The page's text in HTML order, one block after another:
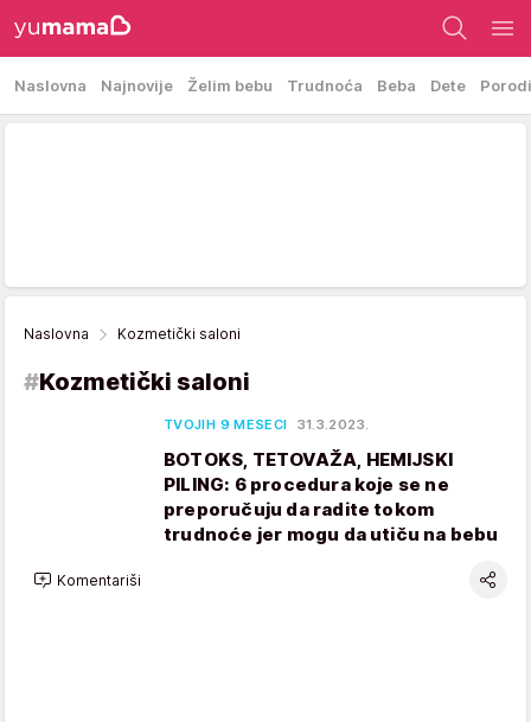
Naslovna Najnovije Želim bebu Trudnoća Beba Dete
Naslovna Kozmetički saloni
#Kozmetički saloni
TVOJIH 9 MESECI 31.3.2023.
BOTOKS, TETOVAŽA, HEMIJSKI
PILING: 6 procedura koje se ne
preporučuju da radite tokom
trudnoće jer mogu da utiču na bebu
Komentariši